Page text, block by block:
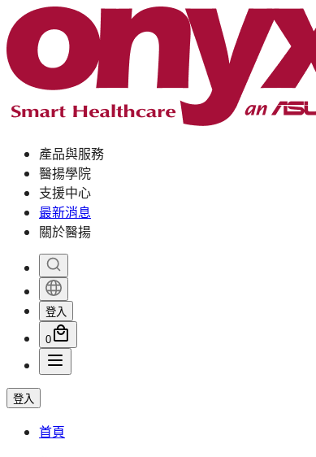
產品與服務
醫揚學院
支援中心
最新消息
關於醫揚
登入
0
登入
首頁